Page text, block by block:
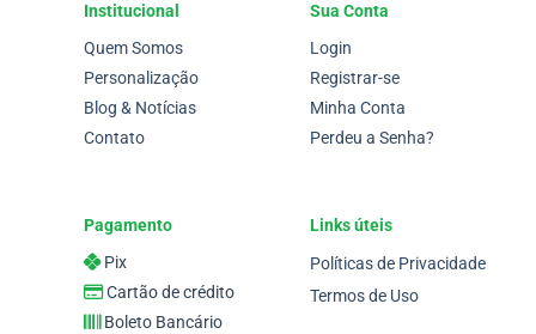
Institucional
Quem Somos
Personalização
Blog & Notícias
Contato
Sua Conta
Login
Registrar-se
Minha Conta
Perdeu a Senha?
Pagamento
Pix
Cartão de crédito
Boleto Bancário
Links úteis
Políticas de Privacidade
Termos de Uso